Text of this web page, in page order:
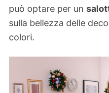
può optare per un
sulla bellezza delle
colori.